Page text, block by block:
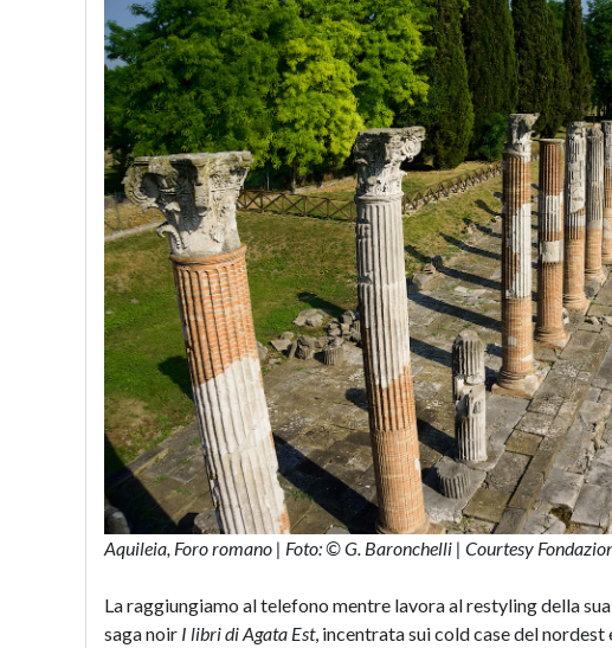
Aquileia, Foro romano | Foto: © G. Baronchelli | Courtesy
La raggiungiamo al telefono mentre lavora al restyling della
saga noir I libri di Agata Est, incentrata sui cold case del nordest